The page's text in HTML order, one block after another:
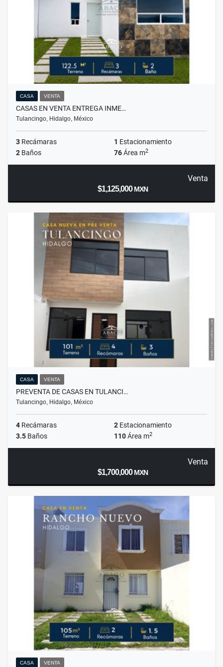
CASA VENTA
CASAS EN VENTA ENTREGA INME…
Tulancingo, Hidalgo, México
3 Recámaras 1 Estacionamiento
2 Baños 76Área m2
Venta
$1,125,000MXN
CASA VENTA
PREVENTA DE CASAS EN TULANCI…
Tulancingo, Hidalgo, México
4 Recámaras 2 Estacionamiento
3.5 Baños 110Área m2
Venta
$1,700,000MXN
CASA VENTA